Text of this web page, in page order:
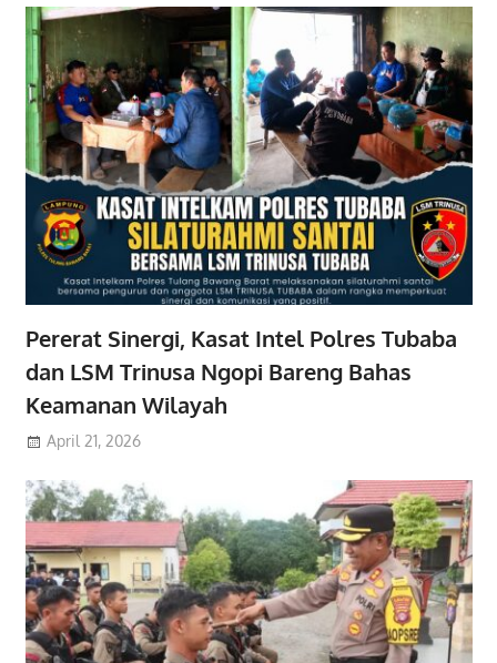
Pererat Sinergi, Kasat Intel Polres Tubaba
dan LSM Trinusa Ngopi Bareng Bahas
Keamanan Wilayah
April 21, 2026